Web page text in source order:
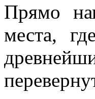
Прямо
места,